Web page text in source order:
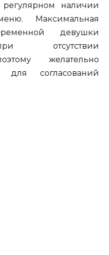
наличии
Максимальная
девушки
отсутствии
желательно
согласований